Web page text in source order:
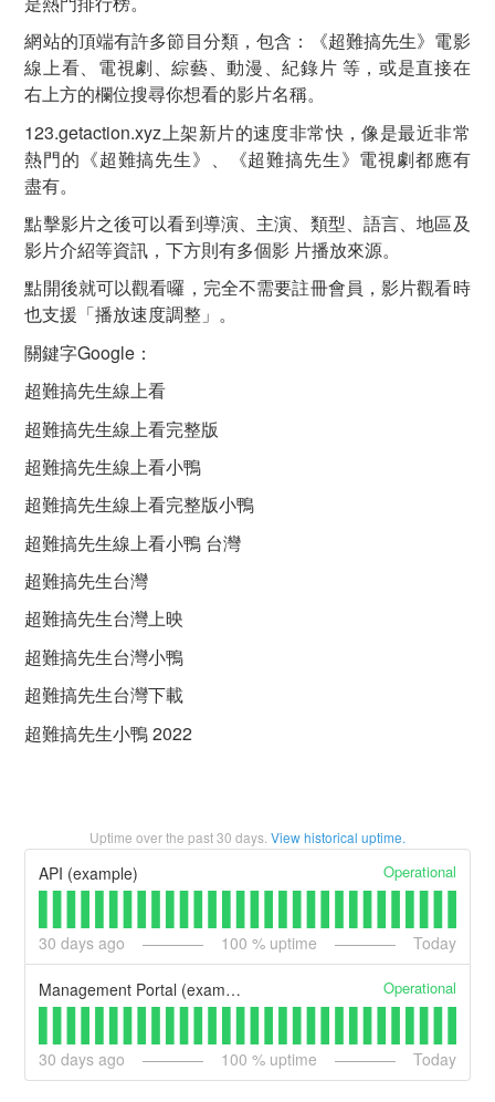
網站的頂端有許多節目分類，包含：《超難搞先生》電影
線上看、電視劇、綜藝、動漫、紀錄片 等，或是直接在
右上方的欄位搜尋你想看的影片名稱。
123.getaction.xyz上架新片的速度非常快，像是最近非常
熱門的《超難搞先生》、《超難搞先生》電視劇都應有
盡有。
點擊影片之後可以看到導演、主演、類型、語言、地區及
影片介紹等資訊，下方則有多個影 片播放來源。
點開後就可以觀看囉，完全不需要註冊會員，影片觀看時
也支援「播放速度調整」。
關鍵字Google：
超難搞先生線上看
超難搞先生線上看完整版
超難搞先生線上看小鴨
超難搞先生線上看完整版小鴨
超難搞先生線上看小鴨 台灣
超難搞先生台灣
超難搞先生台灣上映
超難搞先生台灣小鴨
超難搞先生台灣下載
超難搞先生小鴨 2022
Uptime over the past30 days. View historical uptime.
API (example) Operational
30 days ago 100 % uptime Today
Management Portal (example) Operational
30 days ago 100 % uptime Today